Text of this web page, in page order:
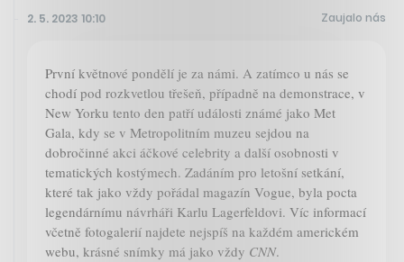
2. 5. 2023 10:10 Zaujalo nás
První květnové pondělí je za námi. A zatímco u nás se
chodí pod rozkvetlou třešeň, případně na demonstrace, v
New Yorku tento den patří události známé jako Met
Gala, kdy se v Metropolitním muzeu sejdou na
dobročinné akci áčkové celebrity a další osobnosti v
tematických kostýmech. Zadáním pro letošní setkání,
které tak jako vždy pořádal magazín Vogue, byla pocta
legendárnímu návrháři Karlu Lagerfeldovi. Víc informací
včetně fotogalerií najdete nejspíš na každém americkém
webu, krásné snímky má jako vždy CNN.